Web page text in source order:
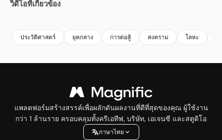
วิดีโอที่เกี่ยวข้อง
ประวัติศาสตร์ ยุคกลาง การต่อสู้ สงคราม โลหะ
แพลตฟอร์มสร้างสรรค์เพื่อผลักดันผลงานที่ดีที่สุดของคุณ ผู้ใช้งาน
กว่า 1 ล้านราย ครอบคลุมทั้งครีเอทีฟ, บริษัท, เอเจนซี และสตูดิโอ
ภาษาไทย